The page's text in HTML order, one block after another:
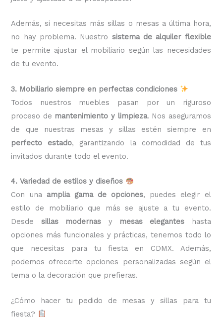
Además, si necesitas más sillas o mesas a última hora,
no hay problema. Nuestro sistema de alquiler flexible
te permite ajustar el mobiliario según las necesidades
de tu evento.
3. Mobiliario siempre en perfectas condiciones
Todos nuestros muebles pasan por un riguroso
proceso de mantenimiento y limpieza. Nos aseguramos
de que nuestras mesas y sillas estén siempre en
perfecto estado, garantizando la comodidad de tus
invitados durante todo el evento.
4. Variedad de estilos y diseños
Con una amplia gama de opciones, puedes elegir el
estilo de mobiliario que más se ajuste a tu evento.
Desde sillas modernas y mesas elegantes hasta
opciones más funcionales y prácticas, tenemos todo lo
que necesitas para tu fiesta en CDMX. Además,
podemos ofrecerte opciones personalizadas según el
tema o la decoración que prefieras.
¿Cómo hacer tu pedido de mesas y sillas para tu
fiesta?